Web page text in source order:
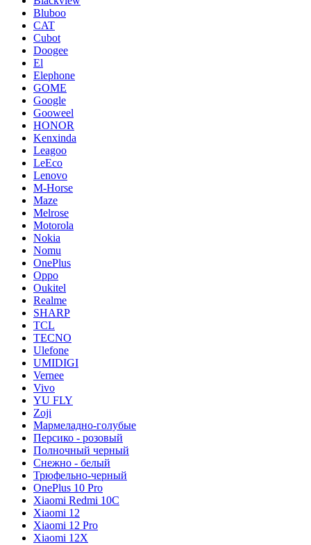
Bluboo
CAT
Cubot
Doogee
El
Elephone
GOME
Google
Gooweel
HONOR
Kenxinda
Leagoo
LeEco
Lenovo
M-Horse
Maze
Melrose
Motorola
Nokia
Nomu
OnePlus
Oppo
Oukitel
Realme
SHARP
TCL
TECNO
Ulefone
UMIDIGI
Vernee
Vivo
YU FLY
Zoji
Мармеладно-голубые
Персико - розовый
Полночный черный
Снежно - белый
Трюфельно-черный
OnePlus 10 Pro
Xiaomi Redmi 10C
Xiaomi 12
Xiaomi 12 Pro
Xiaomi 12X